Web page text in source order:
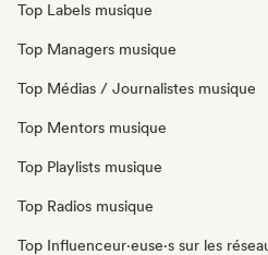
Top Labels musique
Top Managers musique
Top Médias / Journalistes musique
Top Mentors musique
Top Playlists musique
Top Radios musique
Top Influenceur·euse·s sur les